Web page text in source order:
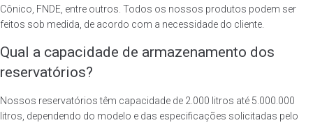
Cônico, FNDE, entre outros. Todos os nossos produtos podem ser
feitos sob medida, de acordo com a necessidade do cliente.
Qual a capacidade de armazenamento dos
reservatórios?
Nossos reservatórios têm capacidade de 2.000 litros até 5.000.000
litros, dependendo do modelo e das especificações solicitadas pelo